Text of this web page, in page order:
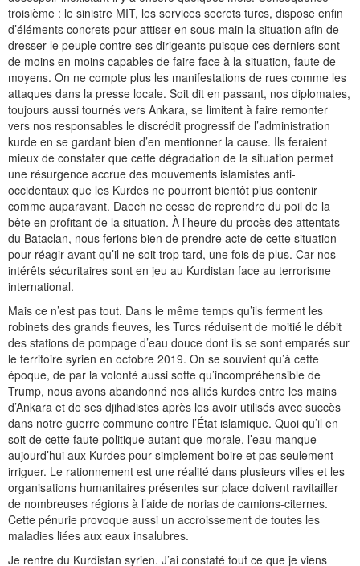
troisième : le sinistre MIT, les services secrets turcs, dispose enfin
d’éléments concrets pour attiser en sous-main la situation afin de
dresser le peuple contre ses dirigeants puisque ces derniers sont
de moins en moins capables de faire face à la situation, faute de
moyens. On ne compte plus les manifestations de rues comme les
attaques dans la presse locale. Soit dit en passant, nos diplomates,
toujours aussi tournés vers Ankara, se limitent à faire remonter
vers nos responsables le discrédit progressif de l’administration
kurde en se gardant bien d’en mentionner la cause. Ils feraient
mieux de constater que cette dégradation de la situation permet
une résurgence accrue des mouvements islamistes anti-
occidentaux que les Kurdes ne pourront bientôt plus contenir
comme auparavant. Daech ne cesse de reprendre du poil de la
bête en profitant de la situation. À l’heure du procès des attentats
du Bataclan, nous ferions bien de prendre acte de cette situation
pour réagir avant qu’il ne soit trop tard, une fois de plus. Car nos
intérêts sécuritaires sont en jeu au Kurdistan face au terrorisme
international.
Mais ce n’est pas tout. Dans le même temps qu’ils ferment les
robinets des grands fleuves, les Turcs réduisent de moitié le débit
des stations de pompage d’eau douce dont ils se sont emparés sur
le territoire syrien en octobre 2019. On se souvient qu’à cette
époque, de par la volonté aussi sotte qu’incompréhensible de
Trump, nous avons abandonné nos alliés kurdes entre les mains
d’Ankara et de ses djihadistes après les avoir utilisés avec succès
dans notre guerre commune contre l’État islamique. Quoi qu’il en
soit de cette faute politique autant que morale, l’eau manque
aujourd’hui aux Kurdes pour simplement boire et pas seulement
irriguer. Le rationnement est une réalité dans plusieurs villes et les
organisations humanitaires présentes sur place doivent ravitailler
de nombreuses régions à l’aide de norias de camions-citernes.
Cette pénurie provoque aussi un accroissement de toutes les
maladies liées aux eaux insalubres.
Je rentre du Kurdistan syrien. J’ai constaté tout ce que je viens